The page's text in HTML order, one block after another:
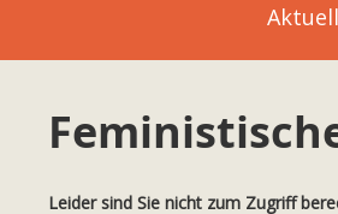
Leider sind Sie nicht zum Zugriff